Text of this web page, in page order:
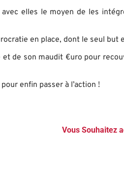
elles le moyen de les
en place, dont le seul
de son maudit €uro pour
enfin passer à l’action !
Vous Souhaitez